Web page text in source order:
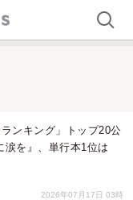
ンキング」トップ20公
涙を』、単行本1位は
2026年07月17日 03時